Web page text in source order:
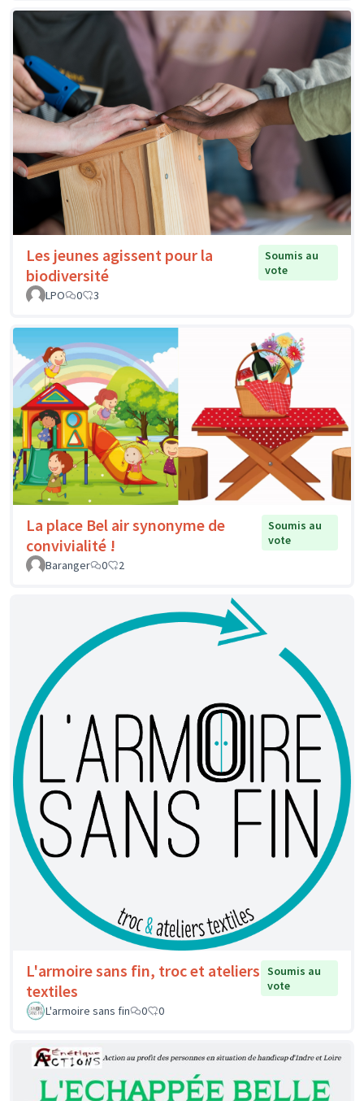
Les jeunes agissent pour la
biodiversité
Soumis au
vote
LPO
0 3
La place Bel air synonyme de
convivialité !
Soumis au
vote
Baranger
0 2
L'armoire sans fin, troc et ateliers
textiles
Soumis au
vote
L'armoire sans fin
0 0